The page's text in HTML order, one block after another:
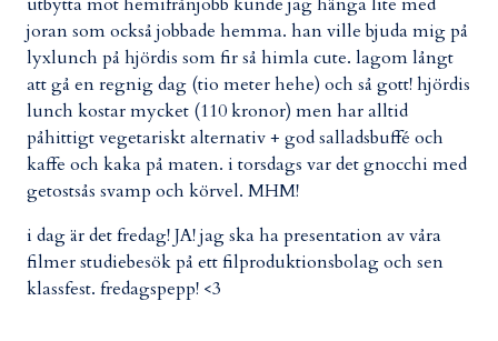
joran som också jobbade hemma. han ville bjuda mig på
lyxlunch på hjördis som fir så himla cute. lagom långt
att gå en regnig dag (tio meter hehe) och så gott! hjördis
lunch kostar mycket (110 kronor) men har alltid
påhittigt vegetariskt alternativ + god salladsbuffé och
kaffe och kaka på maten. i torsdags var det gnocchi med
getostsås svamp och körvel. MHM!
i dag är det fredag! JA! jag ska ha presentation av våra
filmer studiebesök på ett filproduktionsbolag och sen
klassfest. fredagspepp! <3